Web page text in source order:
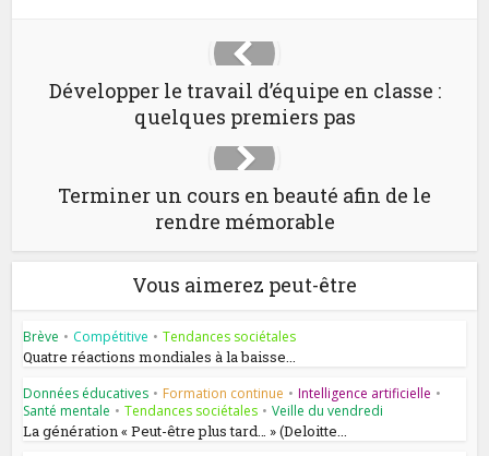
Développer le travail d’équipe en classe :
quelques premiers pas
Terminer un cours en beauté afin de le
rendre mémorable
Vous aimerez peut-être
Brève • Compétitive • Tendances sociétales
Quatre réactions mondiales à la baisse...
Données éducatives • Formation continue • Intelligence artificielle •
Santé mentale • Tendances sociétales • Veille du vendredi
La génération « Peut-être plus tard… » (Deloitte...